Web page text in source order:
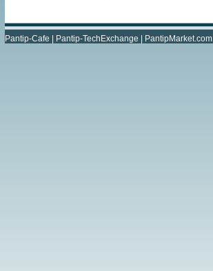
Pantip-Cafe Pantip-TechExchange PantipMarket.com